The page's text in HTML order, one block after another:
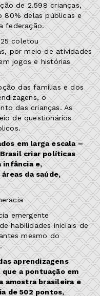
de 2.598 crianças,
80% delas públicas e
federação.
coletou
por meio de atividades
jogos e histórias
das famílias e dos
o
das crianças. As
de questionários
em larga escala –
criar políticas
infância e,
da saúde,
emergente
habilidades iniciais de
mesmo do
aprendizagens
a pontuação em
amostra brasileira e
de 502 pontos,